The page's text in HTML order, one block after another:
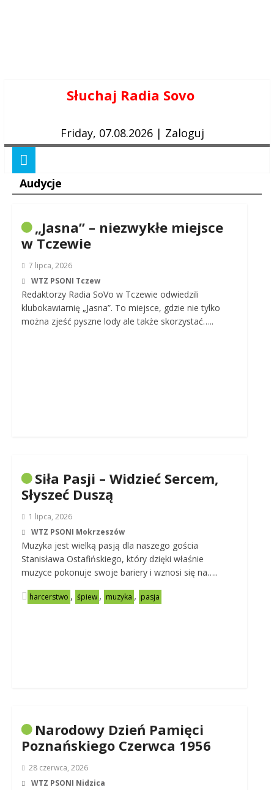
Słuchaj Radia Sovo
Friday, 07.08.2026 | Zaloguj
Audycje
„Jasna” – niezwykłe miejsce
w Tczewie
7 lipca, 2026
WTZ PSONI Tczew
Redaktorzy Radia SoVo w Tczewie odwiedzili
klubokawiarnię „Jasna”. To miejsce, gdzie nie tylko
można zjeść pyszne lody ale także skorzystać…..
Siła Pasji – Widzieć Sercem,
Słyszeć Duszą
1 lipca, 2026
WTZ PSONI Mokrzeszów
Muzyka jest wielką pasją dla naszego gościa
Stanisława Ostafińskiego, który dzięki właśnie
muzyce pokonuje swoje bariery i wznosi się na…..
harcerstwo , śpiew , muzyka , pasja
Narodowy Dzień Pamięci
Poznańskiego Czerwca 1956
28 czerwca, 2026
WTZ PSONI Nidzica